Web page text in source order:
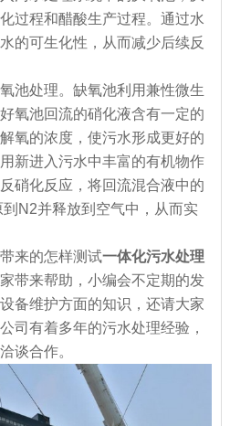
过程和醋酸生产过程。通过水
的可生化性，从而减少后续反
处理。缺氧池利用兼性微生
氧池回流的硝化液含有一定的
氧的浓度，使污水形成更好的
新进入污水中丰富的有机物作
硝化反应，将回流混合液中的
N2并释放到空气中，从而实
来的怎样测试一体化污水处理
带来帮助，小编会不定期的发
备维护方面的知识，还请大家
司有着多年的污水处理经验，
谈合作。